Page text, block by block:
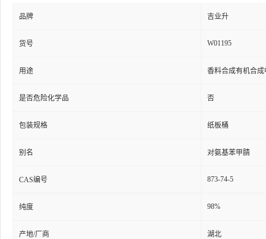
品牌 吉业升
货号 W01195
用途 香料合成有机合成
是否危险化学品 否
包装规格 纸板桶
别名 对氨基苯甲腈
CAS编号 873-74-5
纯度 98%
产地/厂商 湖北